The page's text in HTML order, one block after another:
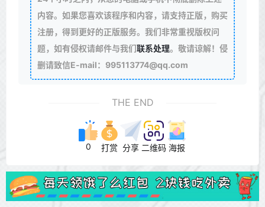
内容。如果您喜欢该程序和内容，请支持正版，购买
注册，得到更好的正版服务。我们非常重视版权问
题，如有侵权请邮件与我们联系处理。敬请谅解！侵
删请致信E-mail：995113774@qq.com
THE END
0 打赏 分享 二维码 海报